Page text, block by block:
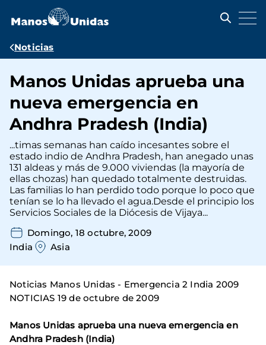
contenido
Ruta
navegación
Noticias
Manos Unidas aprueba una
nueva emergencia en
Andhra Pradesh (India)
...timas semanas han caído incesantes sobre el
estado indio de Andhra Pradesh, han anegado unas
131 aldeas y más de 9.000 viviendas (la mayoría de
ellas chozas) han quedado totalmente destruidas.
Las familias lo han perdido todo porque lo poco que
tenían se lo ha llevado el agua.Desde el principio los
Servicios Sociales de la Diócesis de Vijaya...
Domingo, 18 octubre, 2009
India
Asia
Noticias Manos Unidas - Emergencia 2 India 2009
NOTICIAS 19 de octubre de 2009
Manos Unidas aprueba una nueva emergencia en
Andhra Pradesh (India)